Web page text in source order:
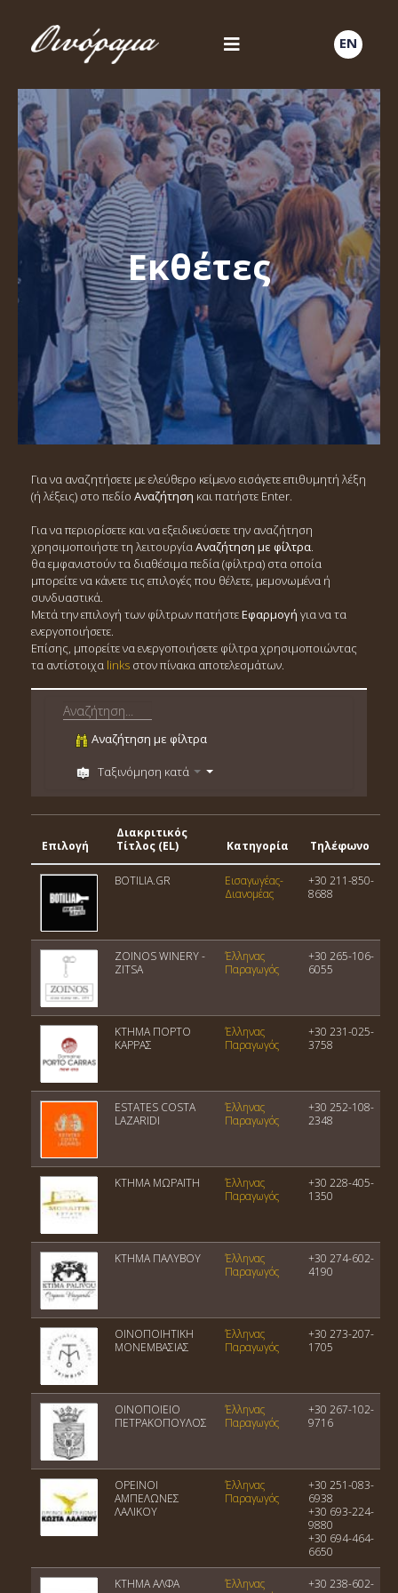
EN
Εκθέτες
Για να αναζητήσετε με ελεύθερο κείμενο εισάγετε επιθυμητή λέξη
(ή λέξεις) στο πεδίο Αναζήτηση και πατήστε Enter.
Για να περιορίσετε και να εξειδικεύσετε την αναζήτηση
χρησιμοποιήστε τη λειτουργίαΑναζήτηση με φίλτρα.
θα εμφανιστούν τα διαθέσιμα πεδία (φίλτρα) στα οποία
μπορείτε να κάνετε τις επιλογές που θέλετε, μεμονωμένα ή
συνδυαστικά.
Μετά την επιλογή των φίλτρων πατήστεΕφαρμογή για να τα
ενεργοποιήσετε.
Επίσης, μπορείτε να ενεργοποιήσετε φίλτρα χρησιμοποιώντας
τα αντίστοιχα links στον πίνακα αποτελεσμάτων.
Αναζήτηση με φίλτρα
Ταξινόμηση κατά
Επιλογή
Διακριτικός
Τίτλος (EL)
Κατηγορία Τηλέφωνο
BOTILIA.GR
Εισαγωγέας-
Διανομέας
+30 211-850-
8688
ZOINOS WINERY -
ZITSA
Έλληνας
Παραγωγός
+30 265-106-
6055
ΚΤΗΜΑ ΠΟΡΤΟ
ΚΑΡΡΑΣ
Έλληνας
Παραγωγός
+30 231-025-
3758
ESTATES COSTA
LAZARIDI
Έλληνας
Παραγωγός
+30 252-108-
2348
ΚΤΗΜΑ ΜΩΡΑΪΤΗ
Έλληνας
Παραγωγός
+30 228-405-
1350
ΚΤΗΜΑ ΠΑΛΥΒΟΥ
Έλληνας
Παραγωγός
+30 274-602-
4190
ΟΙΝΟΠΟΙΗΤΙΚΗ
ΜΟΝΕΜΒΑΣΙΑΣ
Έλληνας
Παραγωγός
+30 273-207-
1705
ΟΙΝΟΠΟΙΕΙΟ
ΠΕΤΡΑΚΟΠΟΥΛΟΣ
Έλληνας
Παραγωγός
+30 267-102-
9716
ΟΡΕΙΝΟΙ
ΑΜΠΕΛΩΝΕΣ
ΛΑΛΙΚΟΥ
Έλληνας
Παραγωγός
+30 251-083-
6938
+30 693-224-
9880
+30 694-464-
6650
ΚΤΗΜΑ ΑΛΦΑ
Έλληνας
+30 238-602-